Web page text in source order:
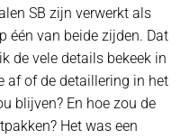
SB zijn verwerkt als
één van beide zijden. Dat
de vele details bekeek in
af of de detaillering in het
blijven? En hoe zou de
Het was een